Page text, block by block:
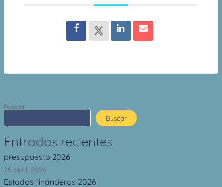
Buscar
Buscar
Entradas recientes
presupuesto 2026
29 abril, 2026
Estados financieros 2026